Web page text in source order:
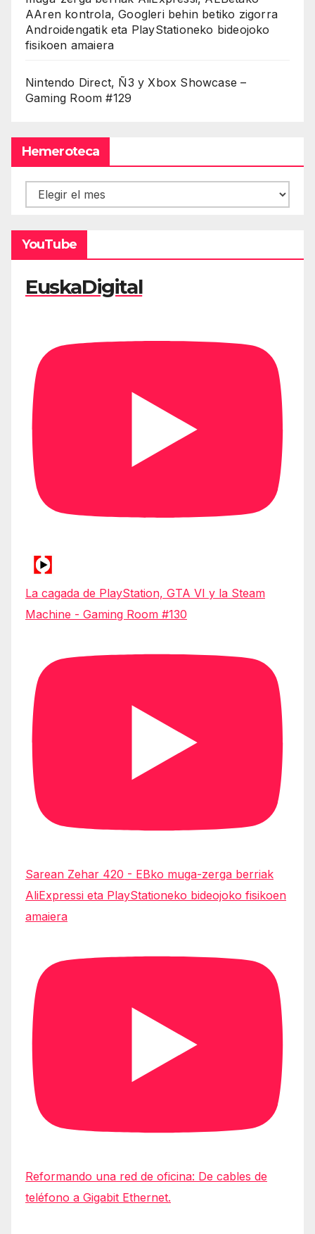
AAren kontrola, Googleri behin betiko zigorra
Androidengatik eta PlayStationeko bideojoko
fisikoen amaiera
Nintendo Direct, Ñ3 y Xbox Showcase –
Gaming Room #129
Hemeroteca
Hemeroteca
YouTube
EuskaDigital
La cagada de PlayStation, GTA VI y la Steam
Machine - Gaming Room #130
Sarean Zehar 420 - EBko muga-zerga berriak
AliExpressi eta PlayStationeko bideojoko fisikoen
amaiera
Reformando una red de oficina: De cables de
teléfono a Gigabit Ethernet.